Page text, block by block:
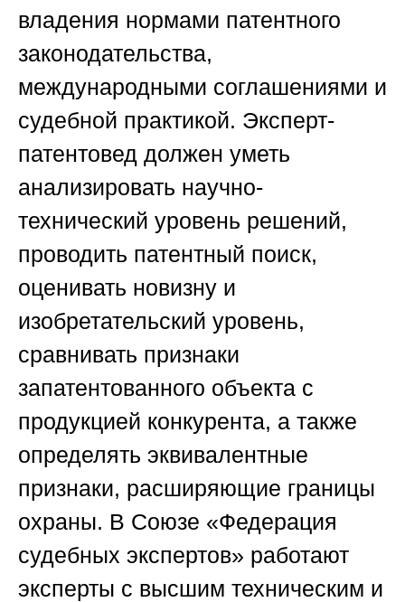
владения нормами патентного
законодательства,
международными соглашениями и
судебной практикой. Эксперт-
патентовед должен уметь
анализировать научно-
технический уровень решений,
проводить патентный поиск,
оценивать новизну и
изобретательский уровень,
сравнивать признаки
запатентованного объекта с
продукцией конкурента, а также
определять эквивалентные
признаки, расширяющие границы
охраны. В Союзе «Федерация
судебных экспертов» работают
эксперты с высшим техническим и